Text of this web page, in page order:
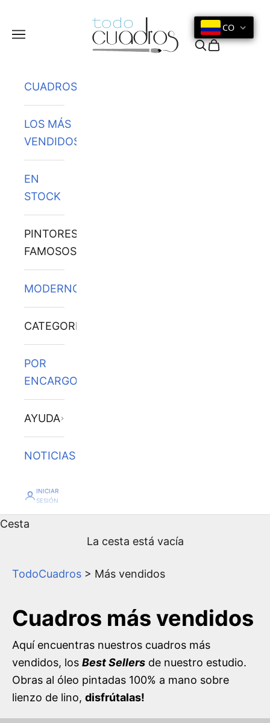
Menú
CO
Buscar
Cesta
CUADROS
LOS MÁS
VENDIDOS
EN
STOCK
PINTORES
FAMOSOS
MODERNOS
CATEGORÍAS
POR
ENCARGO
AYUDA
NOTICIAS
INICIAR
SESIÓN
Cesta
La cesta está vacía
TodoCuadros > Más vendidos
Cuadros más vendidos
Aquí encuentras nuestros cuadros más
vendidos, los Best Sellers de nuestro estudio.
Obras al óleo pintadas 100% a mano sobre
lienzo de lino, disfrútalas!